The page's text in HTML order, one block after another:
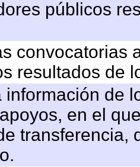
públicos
convocatorias
resultados de
información de
en el
transferencia,